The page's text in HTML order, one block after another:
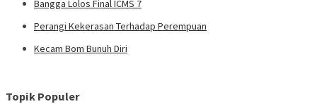
Bangga Lolos Final ICMS 7
Perangi Kekerasan Terhadap Perempuan
Kecam Bom Bunuh Diri
Topik Populer